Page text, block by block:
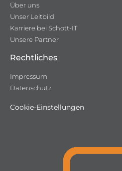
Über uns
Unser Leitbild
Karriere bei Schott-IT
Unsere Partner
Rechtliches
Impressum
Datenschutz
Cookie-Einstellungen